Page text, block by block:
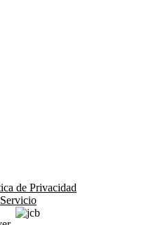
de Privacidad